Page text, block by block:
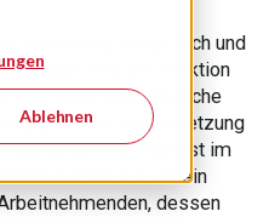
Ablehnen
- scheinbar so einfach und
sind die Reaktion
Das deutsche
Voraussetzung
die oftmals erst im
steht. Sie ist ein
dessen